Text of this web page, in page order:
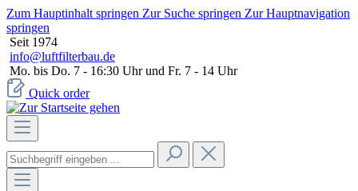
Zum Hauptinhalt springen Zur Suche springen Zur Hauptnavigation
springen
Seit 1974
info@luftfilterbau.de
Mo. bis Do. 7 - 16:30 Uhr und Fr. 7 - 14 Uhr
Quick order